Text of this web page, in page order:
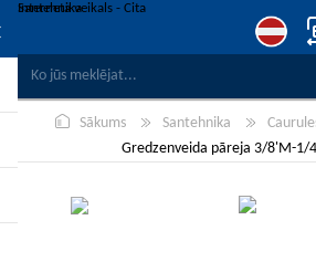
VĒLMJU SARAKSTS
REĢISTRĒT
PIESLĒGTIES
Sākums Santehnika
Gredzenveida pāreja 3/8'M-1/